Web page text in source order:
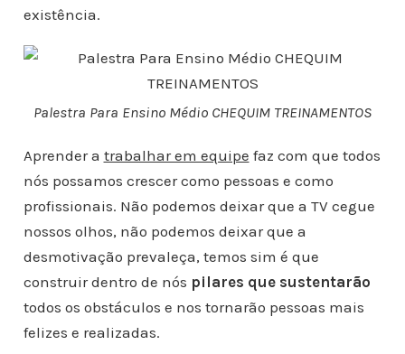
existência.
Palestra Para Ensino Médio CHEQUIM TREINAMENTOS
Aprender a trabalhar em equipe faz com que todos
nós possamos crescer como pessoas e como
profissionais. Não podemos deixar que a TV cegue
nossos olhos, não podemos deixar que a
desmotivação prevaleça, temos sim é que
construir dentro de nós pilares que sustentarão
todos os obstáculos e nos tornarão pessoas mais
felizes e realizadas.